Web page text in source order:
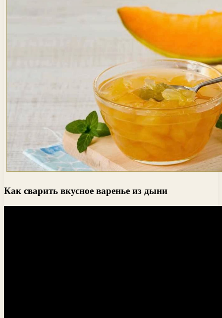
Как сварить вкусное варенье из дыни